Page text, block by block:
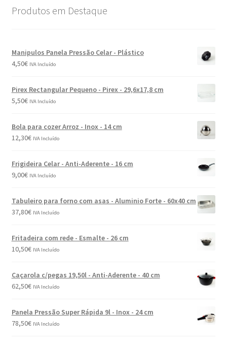
Produtos em Destaque
Manipulos Panela Pressão Celar - Plástico
4,50€ IVA Incluído
Pirex Rectangular Pequeno - Pirex - 29,6x17,8 cm
5,50€ IVA Incluído
Bola para cozer Arroz - Inox - 14 cm
12,30€ IVA Incluído
Frigideira Celar - Anti-Aderente - 16 cm
9,00€ IVA Incluído
Tabuleiro para forno com asas - Aluminio Forte - 60x40 cm
37,80€ IVA Incluído
Fritadeira com rede - Esmalte - 26 cm
10,50€ IVA Incluído
Caçarola c/pegas 19,50l - Anti-Aderente - 40 cm
62,50€ IVA Incluído
Panela Pressão Super Rápida 9l - Inox - 24 cm
78,50€ IVA Incluído